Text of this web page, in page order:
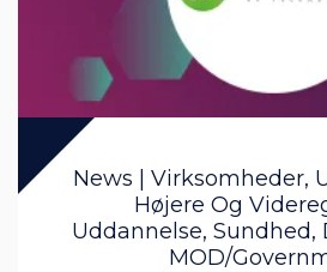
News | Virksomheder,
Højere Og
Uddannelse, Sundhed,
MOD/